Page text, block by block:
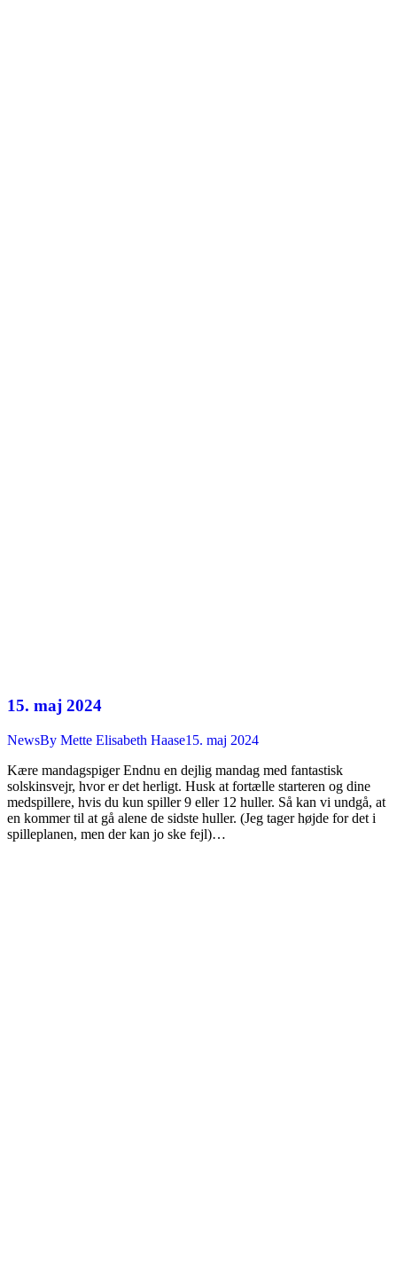
15. maj 2024
NewsBy Mette Elisabeth Haase15. maj 2024
Kære mandagspiger Endnu en dejlig mandag med fantastisk
solskinsvejr, hvor er det herligt. Husk at fortælle starteren og dine
medspillere, hvis du kun spiller 9 eller 12 huller. Så kan vi undgå, at
en kommer til at gå alene de sidste huller. (Jeg tager højde for det i
spilleplanen, men der kan jo ske fejl)…